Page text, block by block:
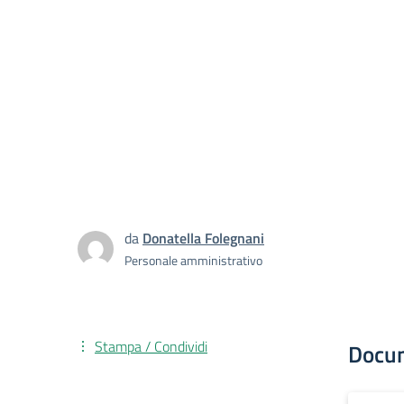
da Donatella Folegnani
Personale amministrativo
Stampa / Condividi